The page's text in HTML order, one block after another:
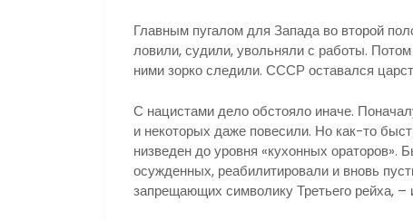
Главным пугалом для Запада во второй
ловили, судили, увольняли с работы. Потом
ними зорко следили. СССР оставался
С нацистами дело обстояло иначе.
и некоторых даже повесили. Но как-то
низведен до уровня «кухонных ораторов».
осужденных, реабилитировали и вновь
запрещающих символику Третьего рейха, –